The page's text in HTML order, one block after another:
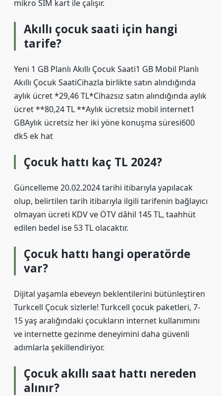
mikro SIM kart ile çalışır.
Akıllı çocuk saati için hangi
tarife?
Yeni 1 GB Planlı Akıllı Çocuk Saati1 GB Mobil Planlı
Akıllı Çocuk SaatiCihazla birlikte satın alındığında
aylık ücret *29,46 TL*Cihazsız satın alındığında aylık
ücret **80,24 TL **Aylık ücretsiz mobil internet1
GBAylık ücretsiz her iki yöne konuşma süresi600
dk5 ek hat
Çocuk hattı kaç TL 2024?
Güncelleme 20.02.2024 tarihi itibarıyla yapılacak
olup, belirtilen tarih itibarıyla ilgili tarifenin bağlayıcı
olmayan ücreti KDV ve ÖTV dâhil 145 TL, taahhüt
edilen bedel ise 53 TL olacaktır.
Çocuk hattı hangi operatörde
var?
Dijital yaşamla ebeveyn beklentilerini bütünleştiren
Turkcell Çocuk sizlerle! Turkcell çocuk paketleri, 7-
15 yaş aralığındaki çocukların internet kullanımını
ve internette gezinme deneyimini daha güvenli
adımlarla şekillendiriyor.
Çocuk akıllı saat hattı nereden
alınır?